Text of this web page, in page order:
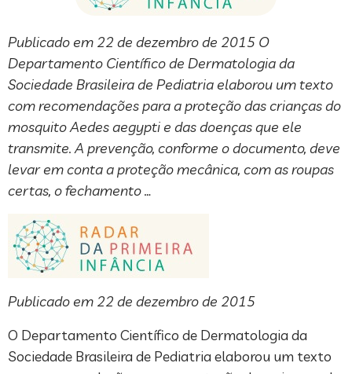
Publicado em 22 de dezembro de 2015 O
Departamento Científico de Dermatologia da
Sociedade Brasileira de Pediatria elaborou um texto
com recomendações para a proteção das crianças do
mosquito Aedes aegypti e das doenças que ele
transmite. A prevenção, conforme o documento, deve
levar em conta a proteção mecânica, com as roupas
certas, o fechamento …
Publicado em 22 de dezembro de 2015
O Departamento Científico de Dermatologia da
Sociedade Brasileira de Pediatria elaborou um texto